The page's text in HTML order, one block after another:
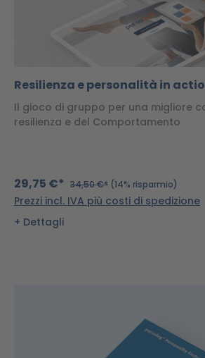
Resilienza e personalità in
Il gioco di gruppo per una migliore
resilienza e del Comportamento
29,75 €* 34,50 €* (14% risparmio)
Prezzi incl. IVA più costi di spedizione
Dettagli